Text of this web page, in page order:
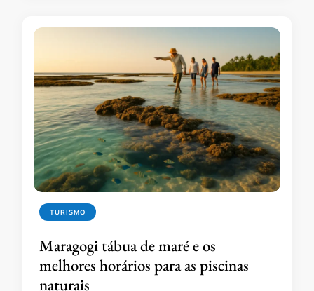
TURISMO
Maragogi tábua de maré e os
melhores horários para as piscinas
naturais